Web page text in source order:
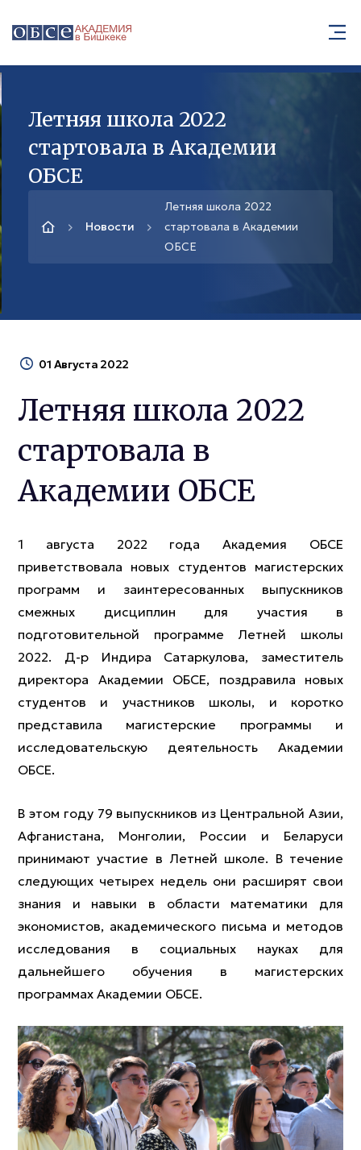
Летняя школа 2022
стартовала в Академии
ОБСЕ
Новости
Летняя школа 2022
стартовала в Академии
ОБСЕ
01 Августа 2022
Летняя школа 2022
стартовала в
Академии ОБСЕ
1 августа 2022 года Академия ОБСЕ
приветствовала новых студентов магистерских
программ и заинтересованных выпускников
смежных дисциплин для участия в
подготовительной программе Летней школы
2022. Д-р Индира Сатаркулова, заместитель
директора Академии ОБСЕ, поздравила новых
студентов и участников школы, и коротко
представила магистерские программы и
исследовательскую деятельность Академии
ОБСЕ.
В этом году 79 выпускников из Центральной Азии,
Афганистана, Монголии, России и Беларуси
принимают участие в Летней школе. В течение
следующих четырех недель они расширят свои
знания и навыки в области математики для
экономистов, академического письма и методов
исследования в социальных науках для
дальнейшего обучения в магистерских
программах Академии ОБСЕ.